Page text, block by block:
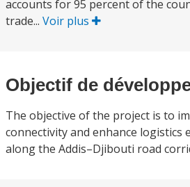
accounts for 95 percent of the
trade... Voir plus
Objectif de
The objective of the project is to
connectivity and enhance logistics
along the Addis–Djibouti road